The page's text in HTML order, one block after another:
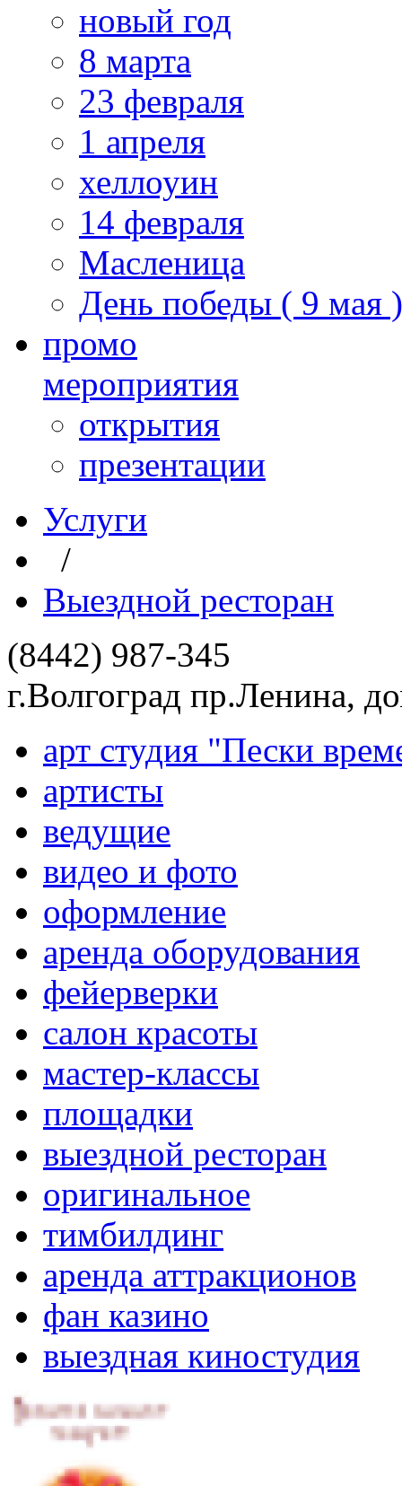
новый год
8 марта
23 февраля
1 апреля
хеллоуин
14 февраля
Масленица
День победы ( 9 мая )
промо
мероприятия
открытия
презентации
Услуги
/
Выездной ресторан
(8442) 987-345
г.Волгоград пр.Ленина,
арт студия "Пески
артисты
ведущие
видео и фото
оформление
аренда оборудования
фейерверки
салон красоты
мастер-классы
площадки
выездной ресторан
оригинальное
тимбилдинг
аренда аттракционов
фан казино
выездная киностудия